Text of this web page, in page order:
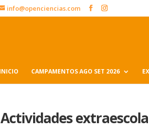
info@openciencias.com
INICIO CAMPAMENTOS AGO SET 2026
Actividades